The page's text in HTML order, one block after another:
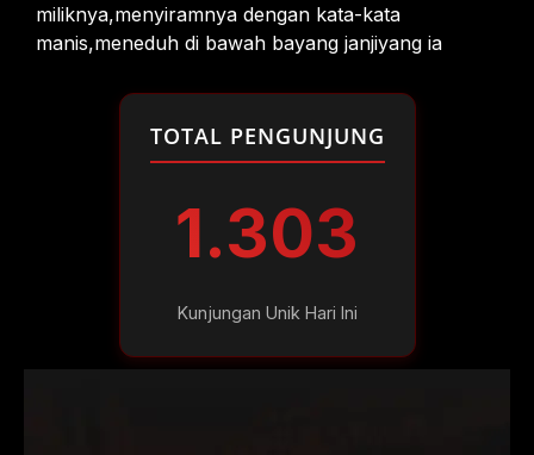
miliknya,menyiramnya dengan kata-kata
manis,meneduh di bawah bayang janjiyang ia
TOTAL PENGUNJUNG
1.303
Kunjungan Unik Hari Ini